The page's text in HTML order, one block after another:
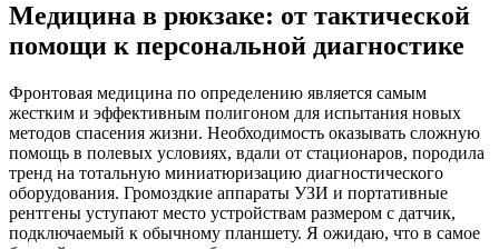
Медицина в рюкзаке: от тактической
помощи к персональной диагностике
Фронтовая медицина по определению является самым
жестким и эффективным полигоном для испытания новых
методов спасения жизни. Необходимость оказывать сложную
помощь в полевых условиях, вдали от стационаров, породила
тренд на тотальную миниатюризацию диагностического
оборудования. Громоздкие аппараты УЗИ и портативные
рентгены уступают место устройствам размером с датчик,
подключаемый к обычному планшету. Я ожидаю, что в самое